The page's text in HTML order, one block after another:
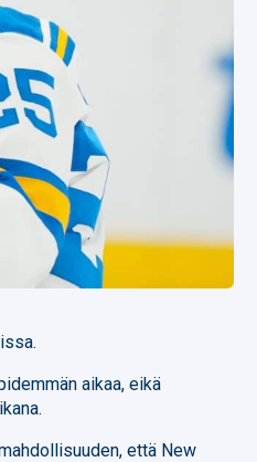
aikaa, eikä
että New